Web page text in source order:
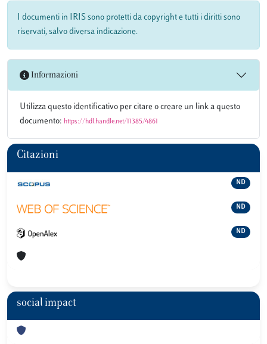
I documenti in IRIS sono protetti da copyright e tutti i diritti sono
riservati, salvo diversa indicazione.
Informazioni
Utilizza questo identificativo per citare o creare un link a questo
documento: https://hdl.handle.net/11385/4861
Citazioni
ND
ND
ND
social impact